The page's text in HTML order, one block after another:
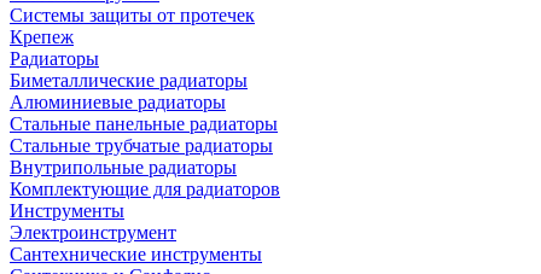
Системы защиты от протечек
Крепеж
Радиаторы
Биметаллические радиаторы
Алюминиевые радиаторы
Стальные панельные радиаторы
Стальные трубчатые радиаторы
Внутрипольные радиаторы
Комплектующие для радиаторов
Инструменты
Электроинструмент
Сантехнические инструменты